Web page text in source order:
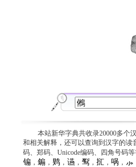
本站新华字典共收录20000多个
和相关解释，还可以查询到汉字的
码、郑码、Unicode编码、四角号码
䦂 ， 䥇 ， 䴗， 䜩， 䴕， 㧟 ， 㖞 ， ⺗